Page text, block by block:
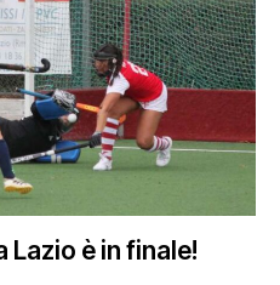
è in finale!